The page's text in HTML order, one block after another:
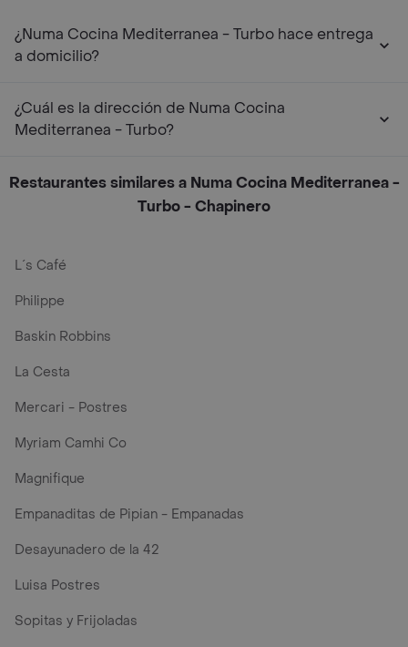
¿Numa Cocina Mediterranea - Turbo hace entrega
a domicilio?
¿Cuál es la dirección de Numa Cocina
Mediterranea - Turbo?
Restaurantes similares a Numa Cocina Mediterranea -
Turbo - Chapinero
L´s Café
Philippe
Baskin Robbins
La Cesta
Mercari - Postres
Myriam Camhi Co
Magnifique
Empanaditas de Pipian - Empanadas
Desayunadero de la 42
Luisa Postres
Sopitas y Frijoladas